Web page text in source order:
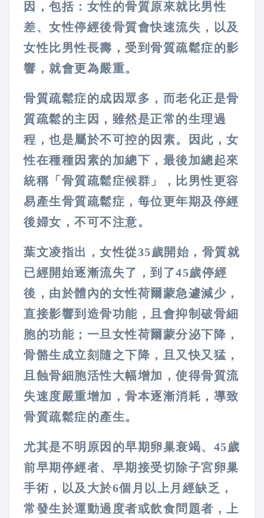
因，包括：女性的骨質原來就比男性
差、女性停經後骨質會快速流失，以及
女性比男性長壽，受到骨質疏鬆症的影
響，就會更為嚴重。
骨質疏鬆症的成因眾多，而老化正是骨
質疏鬆的主因，雖然是正常的生理過
程，也是屬於不可控的因素。因此，女
性在種種因素的加總下，最後加總起來
統稱「骨質疏鬆症候群」，比男性更容
易產生骨質疏鬆症，每位更年期及停經
後婦女，不可不注意。
葉文凌指出，女性從35歲開始，骨質就
已經開始逐漸流失了，到了45歲停經
後，由於體內的女性荷爾蒙急遽減少，
直接影響到造骨功能，且會抑制破骨細
胞的功能；一旦女性荷爾蒙分泌下降，
骨骼生成立刻隨之下降，且又快又猛，
且蝕骨細胞活性大幅增加，使得骨質流
失速度嚴重增加，骨本逐漸消耗，導致
骨質疏鬆症的產生。
尤其是不明原因的早期卵巢衰竭、 45歲
前早期停經者、早期接受切除子宮卵巢
手術，以及大於6個月以上月經缺乏，
常發生於運動過度者或飲食問題者，上